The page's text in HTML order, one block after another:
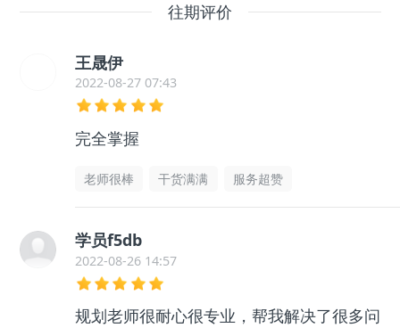
往期评价
王晟伊
2022-08-27 07:43
完全掌握
老师很棒 干货满满 服务超赞
学员f5db
2022-08-26 14:57
规划老师很耐心很专业，帮我解决了很多问